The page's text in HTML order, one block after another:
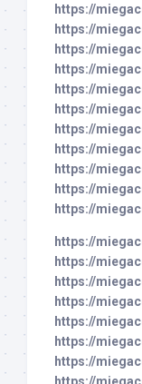
https://
https://
https://
https://
https://
https://
https://
https://
https://
https://
https://
https://
https://
https://
https://
https://
https://
https://
https://